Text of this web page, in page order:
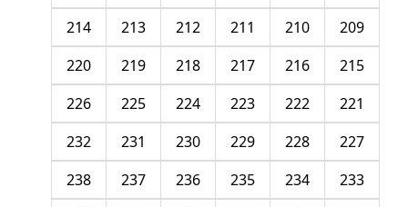
209
210
211
212
213
214
215
216
217
218
219
220
221
222
223
224
225
226
227
228
229
230
231
232
233
234
235
236
237
238